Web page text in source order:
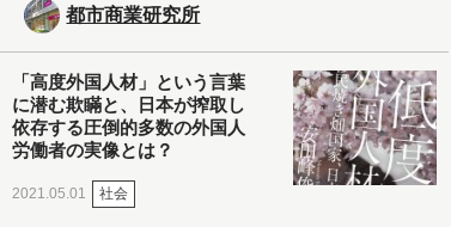
都市商業研究所
「高度外国人材」という言葉
に潜む欺瞞と、日本が搾取し
依存する圧倒的多数の外国人
労働者の実像とは？
2021.05.01 社会